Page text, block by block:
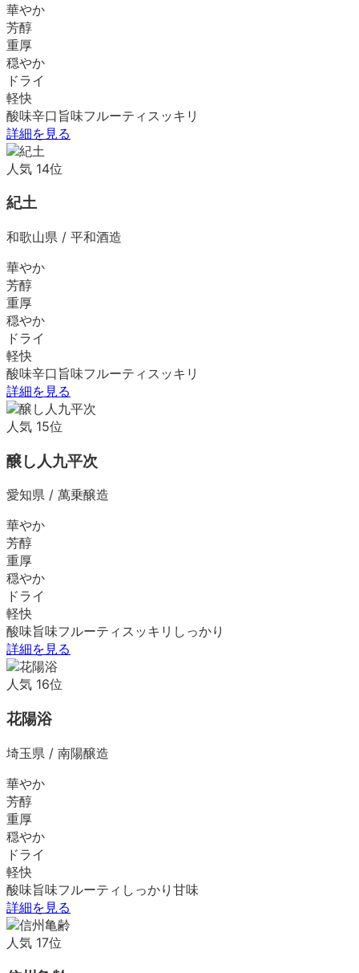
華やか
芳醇
重厚
穏やか
ドライ
軽快
酸味辛口 旨味フルーティ スッキリ
詳細を見る
人気 14位
紀土
和歌山県 / 平和酒造
華やか
芳醇
重厚
穏やか
ドライ
軽快
酸味辛口 旨味フルーティ スッキリ
詳細を見る
人気 15位
醸し人九平次
愛知県 / 萬乗醸造
華やか
芳醇
重厚
穏やか
ドライ
軽快
酸味旨味フルーティ スッキリ しっかり
詳細を見る
人気 16位
花陽浴
埼玉県 / 南陽醸造
華やか
芳醇
重厚
穏やか
ドライ
軽快
酸味旨味フルーティ しっかり 甘味
詳細を見る
人気 17位